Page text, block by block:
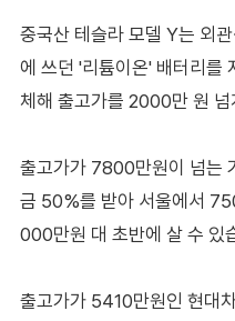
중국산 테슬라 모델 Y는 외
에 쓰던 '리튬이온' 배터리를
체해 출고가를 2000만 원 넘
출고가가 7800만원이 넘는
금 50%를 받아 서울에서
000만원 대 초반에 살 수 있
출고가가 5410만원인 현대